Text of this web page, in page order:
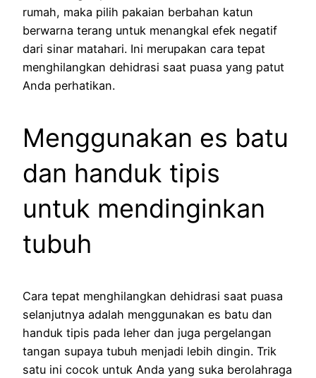
rumah, maka pilih pakaian berbahan katun
berwarna terang untuk menangkal efek negatif
dari sinar matahari. Ini merupakan cara tepat
menghilangkan dehidrasi saat puasa yang patut
Anda perhatikan.
Menggunakan es batu
dan handuk tipis
untuk mendinginkan
tubuh
Cara tepat menghilangkan dehidrasi saat puasa
selanjutnya adalah menggunakan es batu dan
handuk tipis pada leher dan juga pergelangan
tangan supaya tubuh menjadi lebih dingin. Trik
satu ini cocok untuk Anda yang suka berolahraga